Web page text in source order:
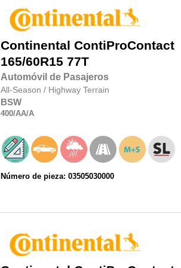
Continental ContiProContact
165/60R15 77T
Automóvil de Pasajeros
All-Season / Highway Terrain
BSW
400/AA/A
Número de pieza: 03505030000